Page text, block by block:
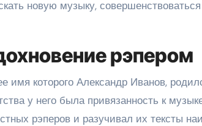
новую музыку,
рэпером
имя которого Александр Иванов,
у него была привязанность к
рэперов и разучивал их тексты